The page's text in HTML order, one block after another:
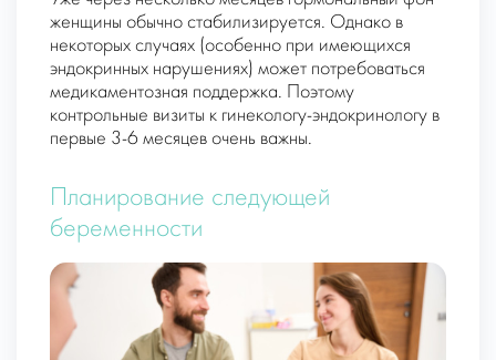
женщины обычно стабилизируется. Однако в
некоторых случаях (особенно при имеющихся
эндокринных нарушениях) может потребоваться
медикаментозная поддержка. Поэтому
контрольные визиты к гинекологу-эндокринологу в
первые 3-6 месяцев очень важны.
Планирование следующей
беременности